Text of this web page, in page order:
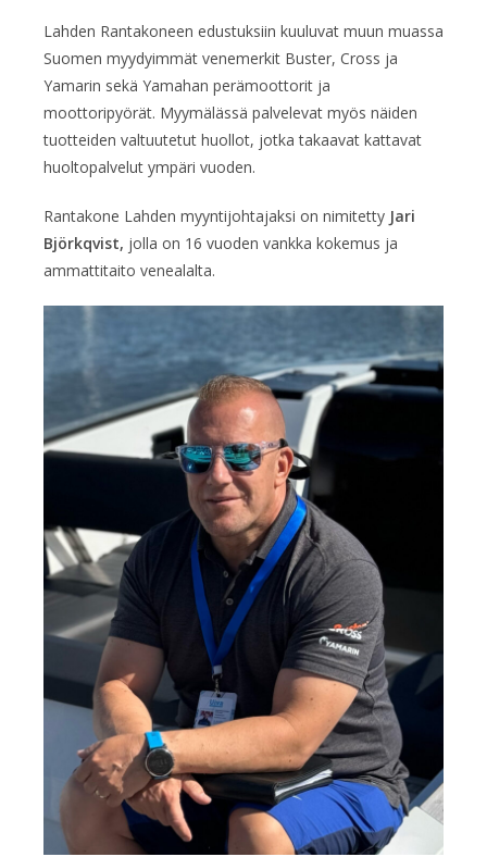
Lahden Rantakoneen edustuksiin kuuluvat muun muassa
Suomen myydyimmät venemerkit Buster, Cross ja
Yamarin sekä Yamahan perämoottorit ja
moottoripyörät. Myymälässä palvelevat myös näiden
tuotteiden valtuutetut huollot, jotka takaavat kattavat
huoltopalvelut ympäri vuoden.
Rantakone Lahden myyntijohtajaksi on nimitetty Jari
Björkqvist, jolla on 16 vuoden vankka kokemus ja
ammattitaito venealalta.